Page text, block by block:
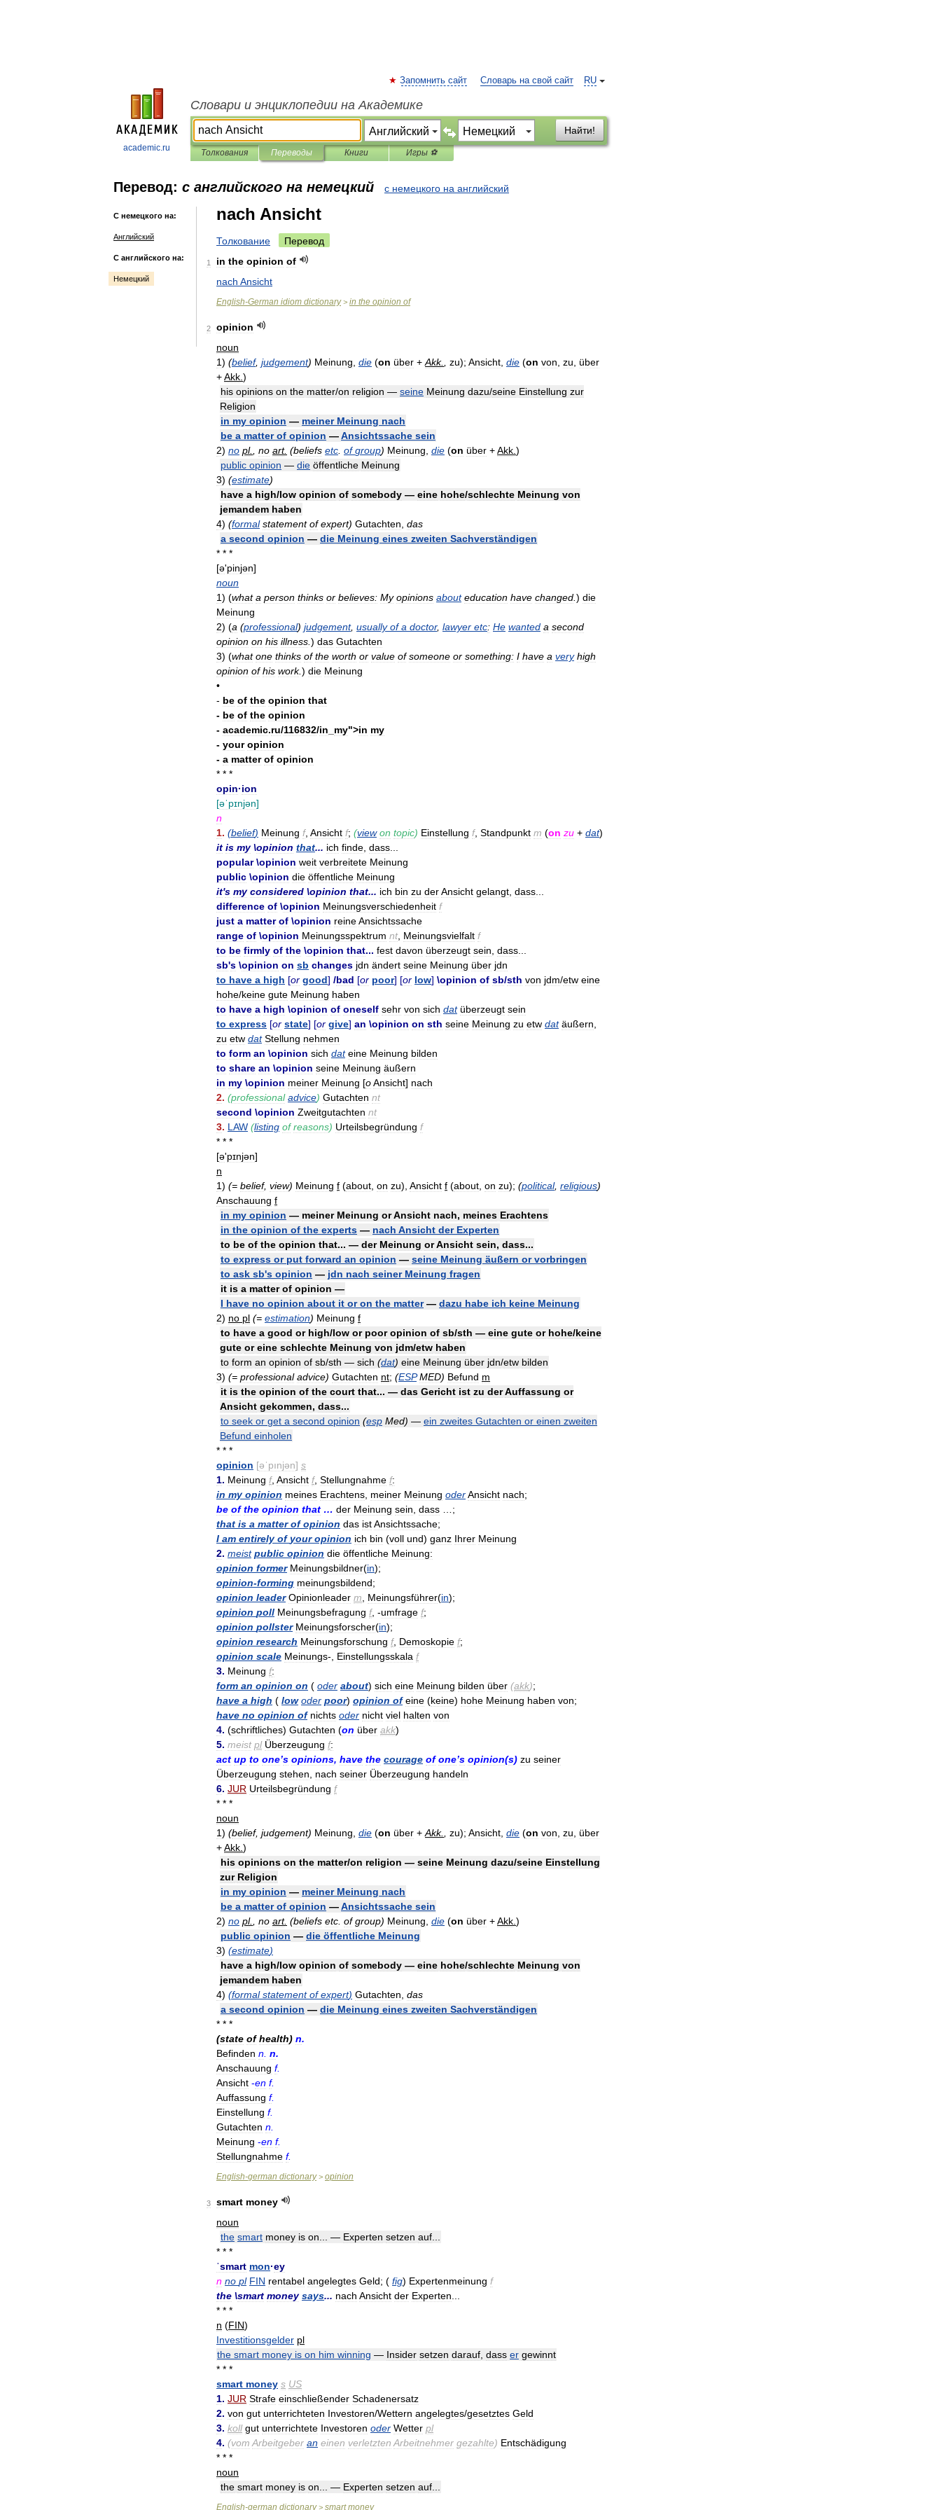
academic.ru
RU
Запомнить сайт Словарь на свой сайт
Словари и энциклопедии на Академике
Найти!
Толкования Переводы Книги Игры ⚽
Перевод: с английского на немецкий с немецкого на английский
С немецкого на:
Английский
С английского на:
Немецкий
nach Ansicht
Толкование Перевод
1 in the opinion of
nach Ansicht
English-German idiom dictionary> in the opinion of
2
opinion
noun
1) (belief, judgement) Meinung die (on über + Akk. zu); Ansicht die (on von zu
über
+Akk )
his opinions on the matter/on religion — seine Meinung dazu/seine Einstellung zur
Religion
in my opinion — meiner Meinung nach
be a matter of opinion —Ansichtssache sein
2) no pl. no art. (beliefs etc of group) Meinung die (on über +Akk )
public opinion — die öffentliche Meinung
3) (estimate)
have a high/low opinion of somebody — eine hohe/schlechte Meinung von
jemandem haben
4) (formal statement of expert) Gutachten das
a second opinion — die Meinung eines zweiten Sachverständigen
* * *
[ə'pinjən]
noun
1) (what a person thinks or believes: My opinions about education have changed ) die
Meinung
2) (a (professional) judgement, usually of a doctor, lawyer etc: He wanted a second
opinion on his illness ) das Gutachten
3) (what one thinks of the worth or value of someone or something: I have a very high
opinion of his work.) die Meinung
•
- be of the opinion that
- be of the opinion
- academic.ru/116832/in my">in my
- your opinion
- a matter of opinion
* * *
opin·ion
[əˈpɪnjən]
n
1. (belief) Meinung f, Ansicht f; (view on topic) Einstellung f, Standpunkt m (on zu + dat)
it is my\opinion that... ich finde dass
popular\opinion weit verbreitete Meinung
public \opinion die öffentliche Meinung
it's my considered \opinion that... ich bin zu derAnsicht gelangt dass
difference of \opinion Meinungsverschiedenheit f
just a matter of \opinion reineAnsichtssache
range of \opinion Meinungsspektrum nt Meinungsvielfalt f
to be firmly of the \opinion that... fest davon überzeugt sein dass
sb's \opinion on sb changes jdn ändert seine Meinung über jdn
to have a high [or good] /bad [or poor] [or low] \opinion of sb/sth von jdm/etw eine
hohe/keine gute Meinung haben
to have a high \opinion of oneself sehr von sich dat überzeugt sein
to express [or state] [or give] an \opinion on sth seine Meinung zu etw dat äußern
zu etw dat Stellung nehmen
to form an \opinion sich dat eine Meinung bilden
to share an \opinion seine Meinung äußern
in my \opinion meiner Meinung [oAnsicht] nach
2. (professional advice) Gutachten nt
second \opinion Zweitgutachten nt
3. LAW (listing of reasons) Urteilsbegründung f
* * *
[ə'pɪnjən]
n
1) (= belief, view) Meinung f (about on zu), Ansicht f (about on zu); (political, religious)
Anschauung f
in my opinion — meiner Meinung orAnsicht nach, meines Erachtens
in the opinion of the experts — nach Ansicht der Experten
to be of the opinion that... — der Meinung orAnsicht sein, dass...
to express or put forward an opinion — seine Meinung äußern or vorbringen
to ask sb's opinion — jdn nach seiner Meinung fragen
it is a matter of opinion —
I have no opinion about it or on the matter— dazu habe ich keine Meinung
2) no pl (= estimation) Meinung f
to have a good or high/low or poor opinion of sb/sth — eine gute or hohe/keine
gute or eine schlechte Meinung von jdm/etw haben
to form an opinion of sb/sth — sich (dat) eine Meinung über jdn/etw bilden
3) (= professional advice) Gutachten nt; (ESP MED) Befund m
it is the opinion of the court that... — das Gericht ist zu derAuffassung or
Ansicht gekommen, dass...
to seek or get a second opinion (esp Med) — ein zweites Gutachten or einen zweiten
Befund einholen
* * *
opinion [əˈpınjən] s
1. Meinung f, Ansicht f, Stellungnahme f:
in my opinion meines Erachtens meiner Meinung oderAnsicht nach;
be of the opinion that … der Meinung sein dass …;
that is a matter of opinion das istAnsichtssache;
I am entirely of your opinion ich bin (voll und) ganz Ihrer Meinung
2. meist public opinion die öffentliche Meinung:
opinion former Meinungsbildner(in);
opinion-forming meinungsbildend;
opinion leader Opinionleader m Meinungsführer(in);
opinion poll Meinungsbefragung f, -umfrage f;
opinion pollster Meinungsforscher(in);
opinion research Meinungsforschung f, Demoskopie f;
opinion scale Meinungs-, Einstellungsskala f
3. Meinung f:
form an opinion on ( oder about) sich eine Meinung bilden über (akk);
have a high ( low oder poor) opinion of eine (keine) hohe Meinung haben von;
have no opinion of nichts oder nicht viel halten von
4. (schriftliches) Gutachten (on über akk)
5. meist pl Überzeugung f:
act up to one’s opinions, have the courage of one’s opinion(s) zu seiner
Überzeugung stehen nach seiner Überzeugung handeln
6. JUR Urteilsbegründung f
* * *
noun
1) (belief, judgement) Meinung die (on über + Akk. zu); Ansicht die (on von zu
über
+Akk )
his opinions on the matter/on religion — seine Meinung dazu/seine Einstellung
zur Religion
in my opinion — meiner Meinung nach
be a matter of opinion —Ansichtssache sein
2) no pl. no art. (beliefs etc of group) Meinung die (on über +Akk )
public opinion — die öffentliche Meinung
3) (estimate)
have a high/low opinion of somebody — eine hohe/schlechte Meinung von
jemandem haben
4) (formal statement of expert) Gutachten das
a second opinion — die Meinung eines zweiten Sachverständigen
* * *
(state of health) n.
Befinden n n.
Anschauung f.
Ansicht -en f.
Auffassung f.
Einstellung f.
Gutachten n
Meinung -en f.
Stellungnahme f.
English-german dictionary> opinion
3 smart money
noun
the smart money is on ... — Experten setzen auf
* * *
ˈsmart mon·ey
n no pl FIN rentabel angelegtes Geld; ( fig) Expertenmeinung f
the \smart money says... nach Ansicht der Experten
* * *
n (FIN)
Investitionsgelder pl
the smart money is on him winning — Insider setzen darauf dass er gewinnt
* * *
smart money s US
1. JUR Strafe einschließender Schadenersatz
2. von gut unterrichteten Investoren/Wettern angelegtes/gesetztes Geld
3. koll gut unterrichtete Investoren oder Wetter pl
4. (vom Arbeitgeber an einen verletzten Arbeitnehmer gezahlte) Entschädigung
* * *
noun
the smart money is on ... — Experten setzen auf
English-german dictionary> smart money